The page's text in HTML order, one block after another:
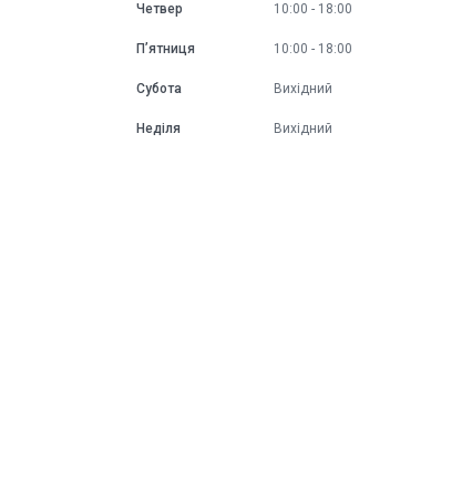
Четвер 10:00 18:00
Пʼятниця 10:00 18:00
Субота Вихідний
Неділя Вихідний